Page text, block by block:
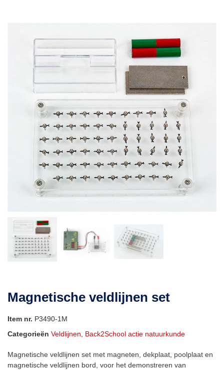
Magnetische veldlijnen set
Item nr. P3490-1M
Categorieën Veldlijnen Back2School actie natuurkunde
Magnetische veldlijnen set met magneten, dekplaat, poolplaat en
magnetische veldlijnen bord, voor het demonstreren van